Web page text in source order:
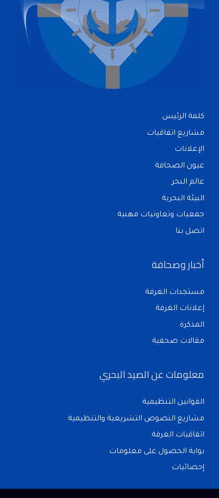
كلمة الرئيس
مشاريع اتفاقيات
الإعلانات
عيون الصحافة
عالم البحر
البيئة البحرية
جمعيات وتعاونيات مهنية
اتصل بنا
أخبار وصحافة
مستجدات الغرفة
إعلانات الغرفة
المذكرة
مقالات صحفية
معلومات عن الصيد البحري
القوانين التنظيمية
مشاريع النصوص التشريعية والتنظيمية
اتفاقيات الغرفة
بوابة الحصول على معلومات
إحصائيات